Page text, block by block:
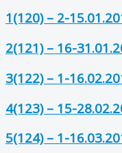
1(120) – 2-
2(121) – 16-
3(122) – 1-
4(123) – 15-
5(124) – 1-